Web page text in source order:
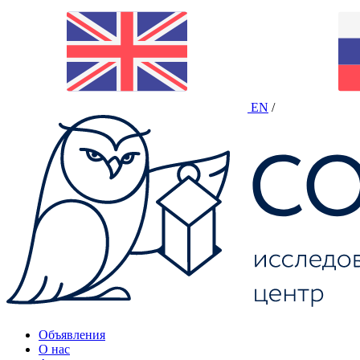
EN /
Объявления
О нас